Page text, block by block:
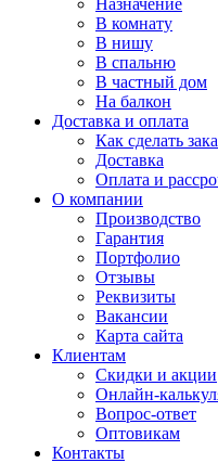
Назначение
В комнату
В нишу
В спальню
В частный дом
На балкон
Доставка и оплата
Как сделать
Доставка
Оплата и
О компании
Производство
Гарантия
Портфолио
Отзывы
Реквизиты
Вакансии
Карта сайта
Клиентам
Скидки и акции
Онлайн-
Вопрос-ответ
Оптовикам
Контакты